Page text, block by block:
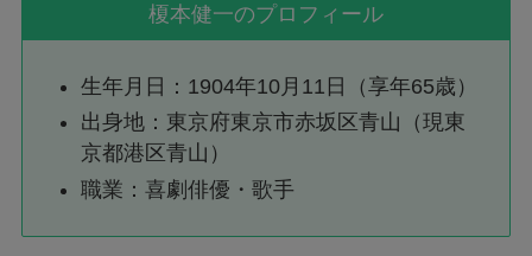
榎本健一のプロフィール
生年月日：1904年10月11日（享年65歳）
出身地：東京府東京市赤坂区青山（現東
京都港区青山）
職業：喜劇俳優・歌手